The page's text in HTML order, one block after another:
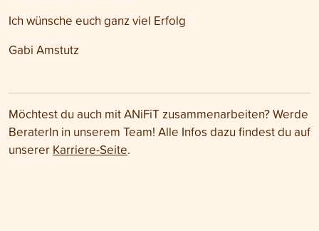
Ich wünsche euch ganz viel Erfolg
Gabi Amstutz
Möchtest du auch mit ANiFiT zusammenarbeiten? Werde
BeraterIn in unserem Team! Alle Infos dazu findest du auf
unserer Karriere-Seite.